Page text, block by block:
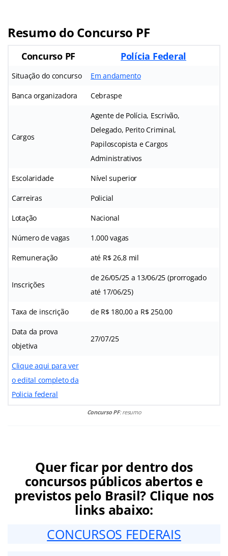
Resumo do Concurso PF
Concurso PF Polícia Federal
Situação do concurso Em andamento
Banca organizadora Cebraspe
Cargos
Agente de Polícia, Escrivão,
Delegado, Perito Criminal,
Papiloscopista e Cargos
Administrativos
Escolaridade Nível superior
Carreiras Policial
Lotação Nacional
Número de vagas 1.000 vagas
Remuneração até R$ 26,8 mil
Inscrições
de 26/05/25 a 13/06/25 (prorrogado
até 17/06/25)
Taxa de inscrição de R$ 180,00 a R$ 250,00
Data da prova
objetiva
27/07/25
Clique aqui para ver
o edital completo da
Policia federal
Concurso PF: resumo
Quer ficar por dentro dos
concursos públicos abertos e
previstos pelo Brasil? Clique nos
links abaixo:
CONCURSOS FEDERAIS